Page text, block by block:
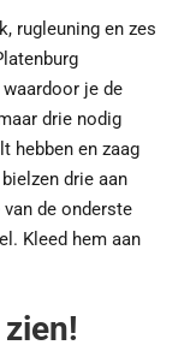
rugleuning en zes
je de
drie nodig
hebben en zaag
drie aan
de onderste
Kleed hem aan